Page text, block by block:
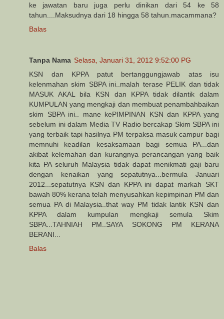
ke jawatan baru juga perlu dinikan dari 54 ke 58
tahun....Maksudnya dari 18 hingga 58 tahun.macammana?
Balas
Tanpa Nama Selasa, Januari 31, 2012 9:52:00 PG
KSN dan KPPA patut bertanggungjawab atas isu
kelenmahan skim SBPA ini..malah terase PELIK dan tidak
MASUK AKAL bila KSN dan KPPA tidak dilantik dalam
KUMPULAN yang mengkaji dan membuat penambahbaikan
skim SBPA ini.. mane kePIMPINAN KSN dan KPPA yang
sebelum ini dalam Media TV Radio bercakap Skim SBPA ini
yang terbaik tapi hasilnya PM terpaksa masuk campur bagi
memnuhi keadilan kesaksamaan bagi semua PA...dan
akibat kelemahan dan kurangnya perancangan yang baik
kita PA seluruh Malaysia tidak dapat menikmati gaji baru
dengan kenaikan yang sepatutnya...bermula Januari
2012...sepatutnya KSN dan KPPA ini dapat markah SKT
bawah 80% kerana telah menyusahkan kepimpinan PM dan
semua PA di Malaysia..that way PM tidak lantik KSN dan
KPPA dalam kumpulan mengkaji semula Skim
SBPA...TAHNIAH PM..SAYA SOKONG PM KERANA
BERANI...
Balas